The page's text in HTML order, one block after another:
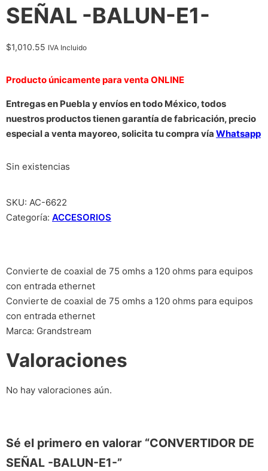
SEÑAL -BALUN-E1-
$1,010.55 IVA Incluido
Producto únicamente para venta ONLINE
Entregas en Puebla y envíos en todo México, todos
nuestros productos tienen garantía de fabricación, precio
especial a venta mayoreo, solicita tu compra vía Whatsapp
Sin existencias
SKU: AC-6622
Categoría: ACCESORIOS
Convierte de coaxial de 75 omhs a 120 ohms para equipos
con entrada ethernet
Convierte de coaxial de 75 omhs a 120 ohms para equipos
con entrada ethernet
Marca: Grandstream
Valoraciones
No hay valoraciones aún.
Sé el primero en valorar “CONVERTIDOR DE
SEÑAL -BALUN-E1-”